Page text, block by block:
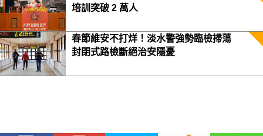
培訓突破 2 萬人
春節維安不打烊！淡水警強勢臨檢掃蕩
封閉式路檢斷絕治安隱憂